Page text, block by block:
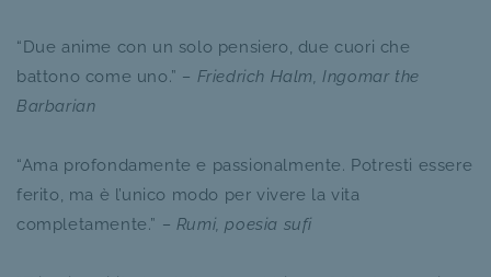
“Due anime con un solo pensiero, due cuori che
battono come uno.” – Friedrich Halm, Ingomar the
Barbarian
“Ama profondamente e passionalmente. Potresti essere
ferito, ma è l’unico modo per vivere la vita
completamente.” – Rumi, poesia sufi